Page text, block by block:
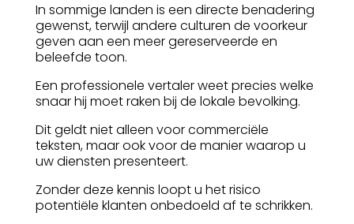
In sommige landen is een directe benadering
gewenst, terwijl andere culturen de voorkeur
geven aan een meer gereserveerde en
beleefde toon.
Een professionele vertaler weet precies welke
snaar hij moet raken bij de lokale bevolking.
Dit geldt niet alleen voor commerciële
teksten, maar ook voor de manier waarop u
uw diensten presenteert.
Zonder deze kennis loopt u het risico
potentiële klanten onbedoeld af te schrikken.